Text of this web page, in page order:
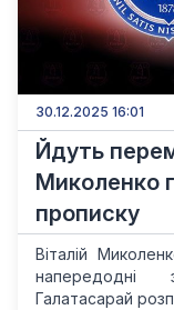
30.12.2025 16:01
Йдуть
Миколенко
прописку
Віталій
напередодні
Галатасарай